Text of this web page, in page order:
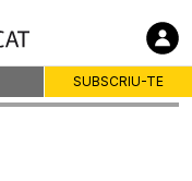
SUBSCRIU-TE